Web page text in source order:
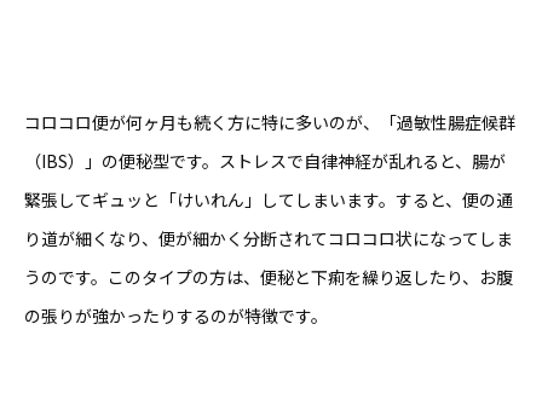
コロコロ便が何ヶ月も続く方に特に多いのが、「過敏性腸症候群
（IBS）」の便秘型です。ストレスで自律神経が乱れると、腸が
緊張してギュッと「けいれん」してしまいます。すると、便の通
り道が細くなり、便が細かく分断されてコロコロ状になってしま
うのです。このタイプの方は、便秘と下痢を繰り返したり、お腹
の張りが強かったりするのが特徴です。